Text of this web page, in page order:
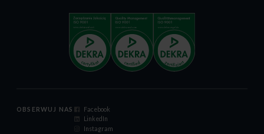
OBSERWUJ NAS
Facebook
LinkedIn
Instagram